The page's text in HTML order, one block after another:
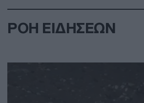
ΡΟΗ ΕΙΔΗΣΕΩΝ